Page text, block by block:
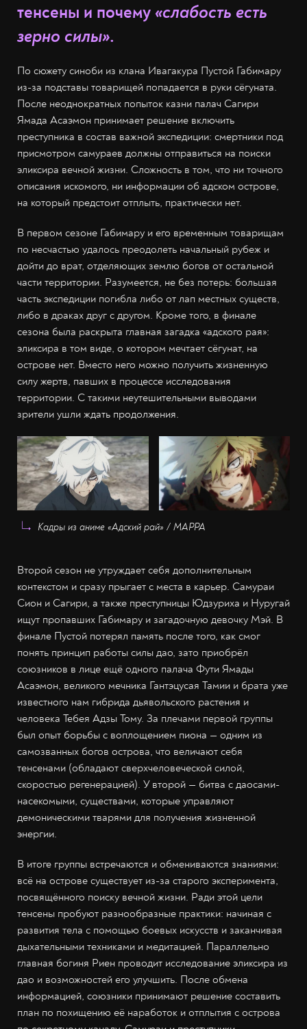
тенсены и почему «слабость есть
зерно силы».
По сюжету синоби из клана Ивагакура Пустой Габимару
из-за подставы товарищей попадается в руки сёгуната.
После неоднократных попыток казни палач Сагири
Ямада Асаэмон принимает решение включить
преступника в состав важной экспедиции: смертники под
присмотром самураев должны отправиться на поиски
эликсира вечной жизни. Сложность в том, что ни точного
описания искомого, ни информации об адском острове,
на который предстоит отплыть, практически нет.
В первом сезоне Габимару и его временным товарищам
по несчастью удалось преодолеть начальный рубеж и
дойти до врат, отделяющих землю богов от остальной
части территории. Разумеется, не без потерь: большая
часть экспедиции погибла либо от лап местных существ,
либо в драках друг с другом. Кроме того, в финале
сезона была раскрыта главная загадка «адского рая»:
эликсира в том виде, о котором мечтает сёгунат, на
острове нет. Вместо него можно получить жизненную
силу жертв, павших в процессе исследования
территории. С такими неутешительными выводами
зрители ушли ждать продолжения.
Кадры из аниме «Адский рай» / МАРРА
Второй сезон не утруждает себя дополнительным
контекстом и сразу прыгает с места в карьер. Самураи
Сион и Сагири, а также преступницы Юдзуриха и Нуругай
ищут пропавших Габимару и загадочную девочку Мэй. В
финале Пустой потерял память после того, как смог
понять принцип работы силы дао, зато приобрёл
союзников в лице ещё одного палача Фути Ямады
Асаэмон, великого мечника Гантэцусая Тамии и брата уже
известного нам гибрида дьявольского растения и
человека Тебея Адзы Тому. За плечами первой группы
был опыт борьбы с воплощением пиона — одним из
самозванных богов острова, что величают себя
тенсенами (обладают сверхчеловеческой силой,
скоростью регенерацией). У второй — битва с даосами-
насекомыми, существами, которые управляют
демоническими тварями для получения жизненной
энергии.
В итоге группы встречаются и обмениваются знаниями:
всё на острове существует из-за старого эксперимента,
посвящённого поиску вечной жизни. Ради этой цели
тенсены пробуют разнообразные практики: начиная с
развития тела с помощью боевых искусств и заканчивая
дыхательными техниками и медитацией. Параллельно
главная богиня Риен проводит исследование эликсира из
дао и возможностей его улучшить. После обмена
информацией, союзники принимают решение составить
план по похищению её наработок и отплытия с острова